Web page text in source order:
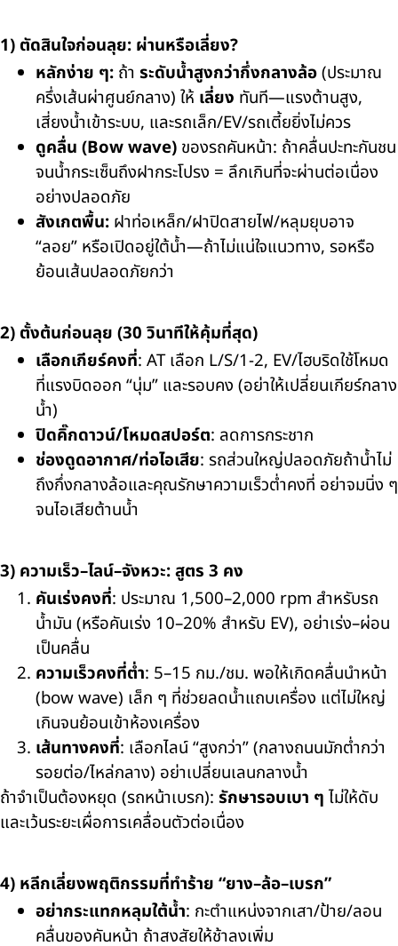
1) ตัดสินใจก่อนลุย: ผ่านหรือเลี่ยง?
หลักง่าย ๆ: ถ้า ระดับน้ำสูงกว่ากึ่งกลางล้อ(ประมาณ
ครึ่งเส้นผ่าศูนย์กลาง) ให้ เลี่ยง ทันที—แรงต้านสูง,
เสี่ยงน้ำเข้าระบบ, และรถเล็ก/EV/รถเตี้ยยิ่งไม่ควร
ดูคลื่น (Bow wave) ของรถคันหน้า: ถ้าคลื่นปะทะกันชน
จนน้ำกระเซ็นถึงฝากระโปรง = ลึกเกินที่จะผ่านต่อเนื่อง
อย่างปลอดภัย
สังเกตพื้น: ฝาท่อเหล็ก/ฝาปิดสายไฟ/หลุมยุบอาจ
“ลอย” หรือเปิดอยู่ใต้น้ำ—ถ้าไม่แน่ใจแนวทาง, รอหรือ
ย้อนเส้นปลอดภัยกว่า
2) ตั้งต้นก่อนลุย (30 วินาทีให้คุ้มที่สุด)
เลือกเกียร์คงที่: AT เลือก L/S/1-2, EV/ไฮบริดใช้โหมด
ที่แรงบิดออก “นุ่ม” และรอบคง (อย่าให้เปลี่ยนเกียร์กลาง
น้ำ)
ปิดคิ๊กดาวน์/โหมดสปอร์ต: ลดการกระชาก
ช่องดูดอากาศ/ท่อไอเสีย: รถส่วนใหญ่ปลอดภัยถ้าน้ำไม่
ถึงกึ่งกลางล้อและคุณรักษาความเร็วต่ำคงที่ อย่าจมนิ่ง ๆ
จนไอเสียต้านน้ำ
3) ความเร็ว–ไลน์–จังหวะ: สูตร 3 คง
คันเร่งคงที่: ประมาณ 1,500–2,000 rpm สำหรับรถ
น้ำมัน (หรือคันเร่ง 10–20% สำหรับ EV), อย่าเร่ง–ผ่อน
เป็นคลื่น
ความเร็วคงที่ต่ำ: 5–15 กม./ชม. พอให้เกิดคลื่นนำหน้า
(bow wave) เล็ก ๆ ที่ช่วยลดน้ำแถบเครื่อง แต่ไม่ใหญ่
เกินจนย้อนเข้าห้องเครื่อง
เส้นทางคงที่: เลือกไลน์ “สูงกว่า” (กลางถนนมักต่ำกว่า
รอยต่อ/ไหล่กลาง) อย่าเปลี่ยนเลนกลางน้ำ
ถ้าจำเป็นต้องหยุด (รถหน้าเบรก): รักษารอบเบา ๆ ไม่ให้ดับ
และเว้นระยะเผื่อการเคลื่อนตัวต่อเนื่อง
4) หลีกเลี่ยงพฤติกรรมที่ทำร้าย “ยาง–ล้อ–เบรก”
อย่ากระแทกหลุมใต้น้ำ: กะตำแหน่งจากเสา/ป้าย/ลอน
คลื่นของคันหน้า ถ้าสงสัยให้ช้าลงเพิ่ม